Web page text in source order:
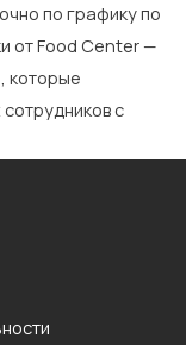
по графику по
от Food Center —
которые
с